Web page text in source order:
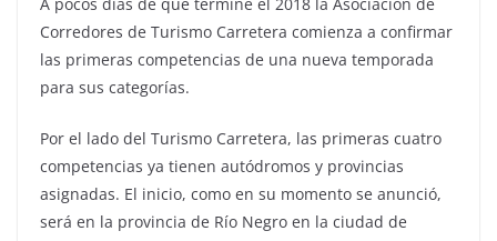
Corredores de Turismo Carretera comienza a confirmar
las primeras competencias de una nueva temporada
para sus categorías.
Por el lado del Turismo Carretera, las primeras cuatro
competencias ya tienen autódromos y provincias
asignadas. El inicio, como en su momento se anunció,
será en la provincia de Río Negro en la ciudad de